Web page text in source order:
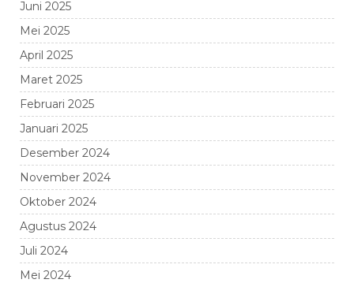
Juni 2025
Mei 2025
April 2025
Maret 2025
Februari 2025
Januari 2025
Desember 2024
November 2024
Oktober 2024
Agustus 2024
Juli 2024
Mei 2024